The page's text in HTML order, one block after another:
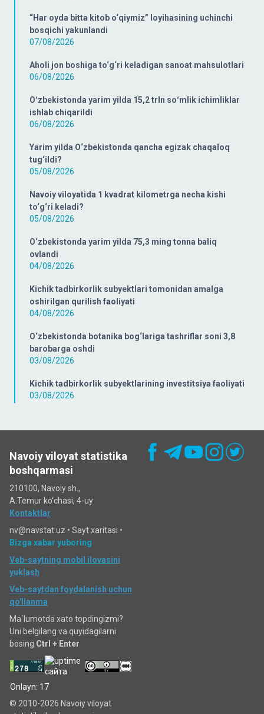
“Har oyda bitta kitob o‘qiymiz” loyihasining uchinchi
bosqichi yakunlandi
07/08/2026
Aholi jon boshiga to‘g‘ri keladigan sanoat mahsulotlari
06/08/2026
Oʻzbekistonda yarim yilda 15,2 trln soʻmlik ichimliklar
ishlab chiqarildi
06/08/2026
Yarim yilda O‘zbekistonda qancha egizak chaqaloq
tug‘ildi?
05/08/2026
Navoiy viloyatida 1 kvadrat kilometrga necha kishi
to‘g‘ri keladi?
05/08/2026
O‘zbekistonda yarim yilda 75,3 ming tonna baliq
ovlandi
04/08/2026
Kichik tadbirkorlik subyektlari tomonidan amalga
oshirilgan qurilish faoliyati
04/08/2026
O‘zbekistonda botanika bog‘lariga tashriflar soni 3,8
barobarga oshdi
03/08/2026
Kichik tadbirkorlik subyektlarining investitsiya faoliyati
03/08/2026
Navoiy viloyat statistika
boshqarmasi
210100, Navoiy sh.,
A.Temur ko‘chаsi, 4-uy
Kontaktlar
nv@navstat.uz • Sayt xaritasi •
Bizga xabar yuboring
Veb-saytning mobil ilovasini
yuklash
Veb-saytdan foydalanish uchun
qo'llanma
Ma`lumotda xato topdingizmi?
Uni belgilang va quyidagilarni
bosing Ctrl + Enter
Onlayn: 17
© 2010-2026 Navoiy viloyat